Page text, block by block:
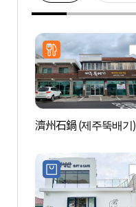
濟州石鍋 (제주뚝배기)